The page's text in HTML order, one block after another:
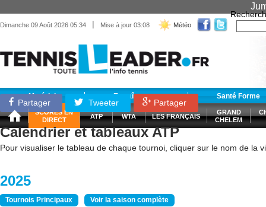
Dimanche 09 Août 2026 05:34 | Mise à jour 03:08 Météo
Matériel Entraînement Santé Forme
SCORES EN
DIRECT
ATP WTA LES FRANÇAIS
GRAND
CHELEM
Partager Tweeter Partager
Calendrier et tableaux ATP
Pour visualiser le tableau de chaque tournoi, cliquer sur le nom de la
2025
Tournois Principaux Voir la saison complète